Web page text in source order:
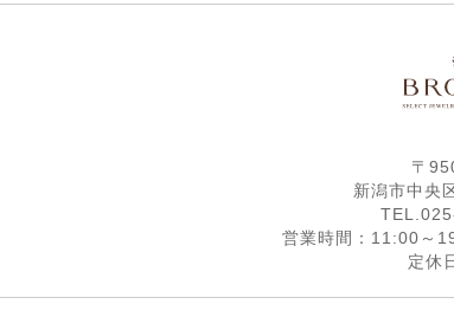
〒
新潟市中央
営業時間：11:00～
定休